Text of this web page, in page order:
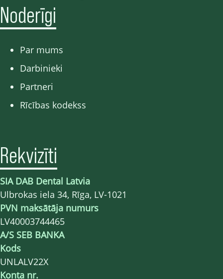
Noderīgi
Par mums
Darbinieki
Partneri
Rīcības kodekss
Rekvizīti
SIA DAB Dental Latvia
Ulbrokas iela 34, Rīga, LV-1021
PVN maksātāja numurs
LV40003744465
A/S SEB BANKA
Kods
UNLALV22X
Konta nr.